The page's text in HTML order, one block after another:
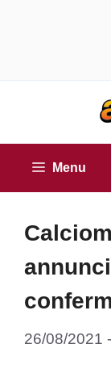
Menu
26/08/2021